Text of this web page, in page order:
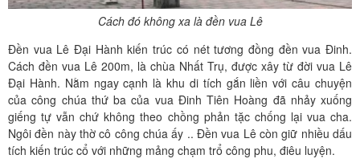
Cách đó không xa là đền vua Lê
Đền vua Lê Đại Hành kiến trúc có nét tương đồng đền vua Đinh.
Cách đền vua Lê 200m, là chùa Nhất Trụ, được xây từ đời vua Lê
Đại Hành. Nằm ngay cạnh là khu di tích gắn liền với câu chuyện
của công chúa thứ ba của vua Đinh Tiên Hoàng đã nhảy xuống
giếng tự vẫn chứ không theo chồng phản tặc chống lại vua cha.
Ngôi đền này thờ cô công chúa ấy .. Ðền vua Lê còn giữ nhiều dấu
tích kiến trúc cổ với những mảng chạm trổ công phu, điêu luyện.